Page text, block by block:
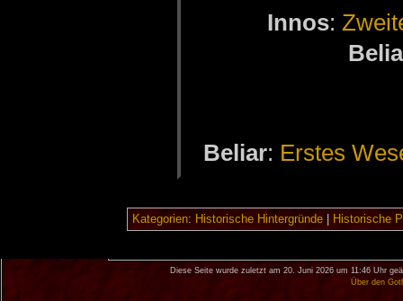
In­nos:
Be­li­ar: Ers­tes
Kategorien: Historische Hintergründe| Historische
Diese Seite wurde zuletzt am 20. Juni 2026 um 11:46 Uhr
Über den